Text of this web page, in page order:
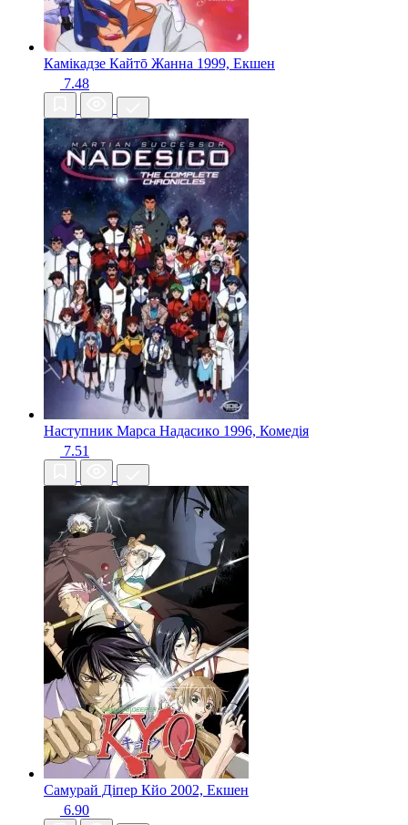
Камікадзе Кайтō Жанна 1999, Екшен
7.48
Наступник Марса Надасикo 1996, Комедія
7.51
Самурай Діпер Кйо 2002, Екшен
6.90